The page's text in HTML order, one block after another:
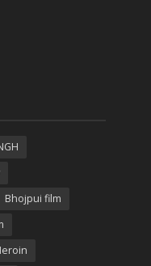
Bhojpui film